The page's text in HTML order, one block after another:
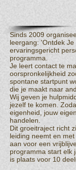
Sinds 2009
leergang: 'Ontdek
ervaringsgericht
programma.
Je leert contact te
oorspronkelijkheid
spontane startpunt
die je maakt naar
Wij geven je
jezelf te komen.
eigenheid, jouw
handelen.
Dit groeitraject richt
leiding neemt en
aan voor een
programma start elk
is plaats voor 10